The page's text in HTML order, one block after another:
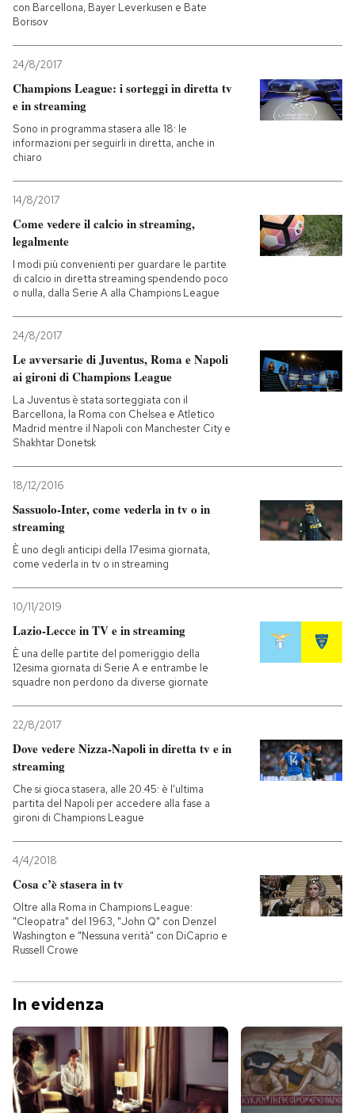
con Barcellona, Bayer Leverkusen e Bate
Borisov
24/8/2017
Champions League: i sorteggi in diretta tv
e in streaming
Sono in programma stasera alle 18: le
informazioni per seguirli in diretta, anche in
chiaro
14/8/2017
Come vedere il calcio in streaming,
legalmente
I modi più convenienti per guardare le partite
di calcio in diretta streaming spendendo poco
o nulla, dalla Serie A alla Champions League
24/8/2017
Le avversarie di Juventus, Roma e Napoli
ai gironi di Champions League
La Juventus è stata sorteggiata con il
Barcellona, la Roma con Chelsea e Atletico
Madrid mentre il Napoli con Manchester City e
Shakhtar Donetsk
18/12/2016
Sassuolo-Inter, come vederla in tv o in
streaming
È uno degli anticipi della 17esima giornata,
come vederla in tv o in streaming
10/11/2019
Lazio-Lecce in TV e in streaming
È una delle partite del pomeriggio della
12esima giornata di Serie A e entrambe le
squadre non perdono da diverse giornate
22/8/2017
Dove vedere Nizza-Napoli in diretta tv e in
streaming
Che si gioca stasera, alle 20.45: è l'ultima
partita del Napoli per accedere alla fase a
gironi di Champions League
4/4/2018
Cosa c’è stasera in tv
Oltre alla Roma in Champions League:
"Cleopatra" del 1963, "John Q" con Denzel
Washington e "Nessuna verità" con DiCaprio e
Russell Crowe
In evidenza